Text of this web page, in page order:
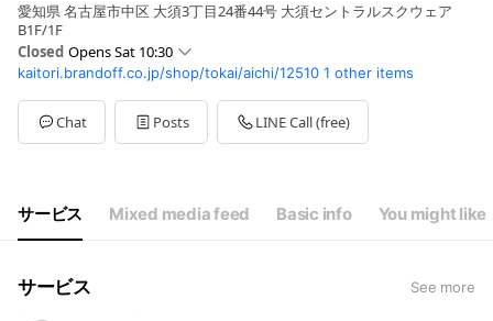
愛知県 名古屋市中区 大須3丁目24番44号 大須セントラルスクウェア
B1F/1F
Closed Opens Sat 10:30
Sun10:30 - 19:30
Mon10:30 - 19:30
Tue10:30 - 19:30
Wed10:30 - 19:30
Sat
10:30 - 19:30
kaitori.brandoff.co.jp/shop/tokai/aichi/12510 1 other items
Chat Posts LINE Call (free)
サービス Mixed media feed Basic info You might like
サービス See more